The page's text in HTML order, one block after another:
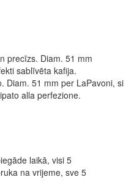
precīzs. Diam. 51 mm
sablīvēta kafija.
Diam. 51 mm per LaPavoni, si
alla perfezione.
laikā, visi 5
na vrijeme, sve 5